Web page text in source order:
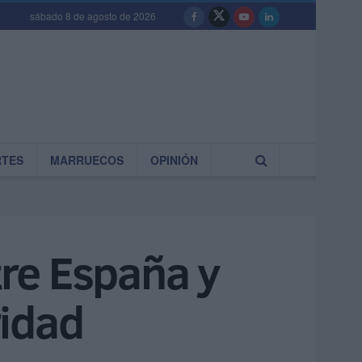
sábado 8 de agosto de 2026
MARRUECOS OPINIÓN
España y